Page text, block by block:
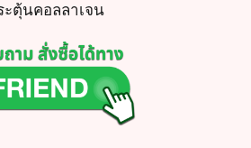
ะตุ้นคอลลาเจน